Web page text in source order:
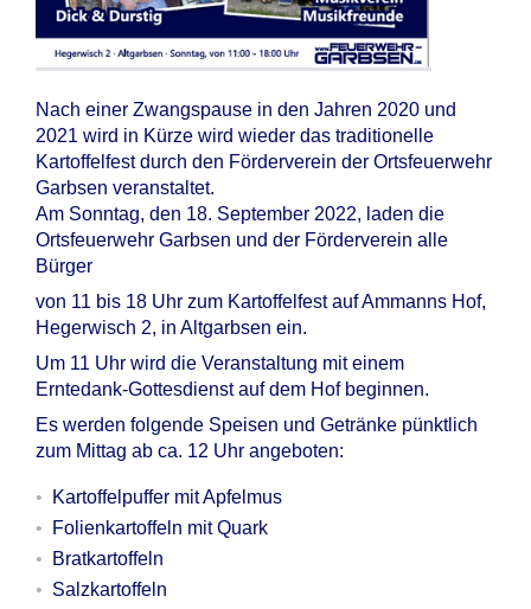
Nach einer Zwangspause in den Jahren 2020 und
2021 wird in Kürze wird wieder das traditionelle
Kartoffelfest durch den Förderverein der Ortsfeuerwehr
Garbsen veranstaltet.
Am Sonntag, den 18. September 2022, laden die
Ortsfeuerwehr Garbsen und der Förderverein alle
Bürger
von 11 bis 18 Uhr zum Kartoffelfest auf Ammanns Hof,
Hegerwisch 2, in Altgarbsen ein.
Um 11 Uhr wird die Veranstaltung mit einem
Erntedank-Gottesdienst auf dem Hof beginnen.
Es werden folgende Speisen und Getränke pünktlich
zum Mittag ab ca. 12 Uhr angeboten:
Kartoffelpuffer mit Apfelmus
Folienkartoffeln mit Quark
Bratkartoffeln
Salzkartoffeln